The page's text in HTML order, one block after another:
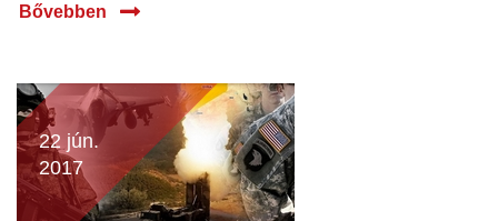
Bővebben
22 jún.
2017